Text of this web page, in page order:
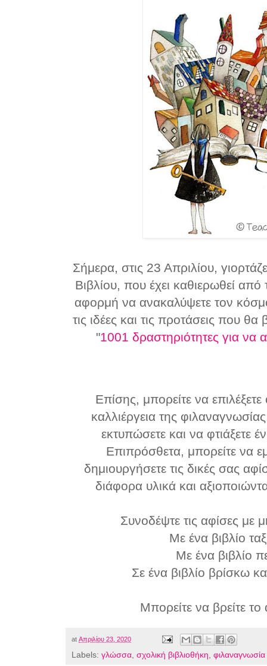
Σήμερα, στις 23 Απριλίου,
Βιβλίου, που έχει καθιερωθεί
αφορμή να ανακαλύψετε τον
τις ιδέες και τις προτάσεις που
"1001 δραστηριότητες για να
Επίσης, μπορείτε να
καλλιέργεια της
εκτυπώσετε και να φτιάξετε
Επιπρόσθετα, μπορείτε να
δημιουργήσετε τις δικές σας
διάφορα υλικά και
Συνοδέψτε τις αφίσες με
Με ένα βιβλίο
Με ένα βιβλίο
Σε ένα βιβλίο βρίσκω
Μπορείτε να βρείτε το
at Απριλίου 23, 2020
Labels: γλώσσα, σχολική βιβλιοθήκη, φιλαναγνωσία